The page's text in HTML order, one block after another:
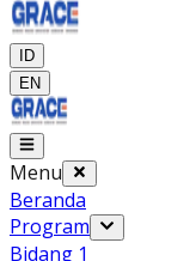
ID
EN
Menu
Beranda
Program
Bidang 1